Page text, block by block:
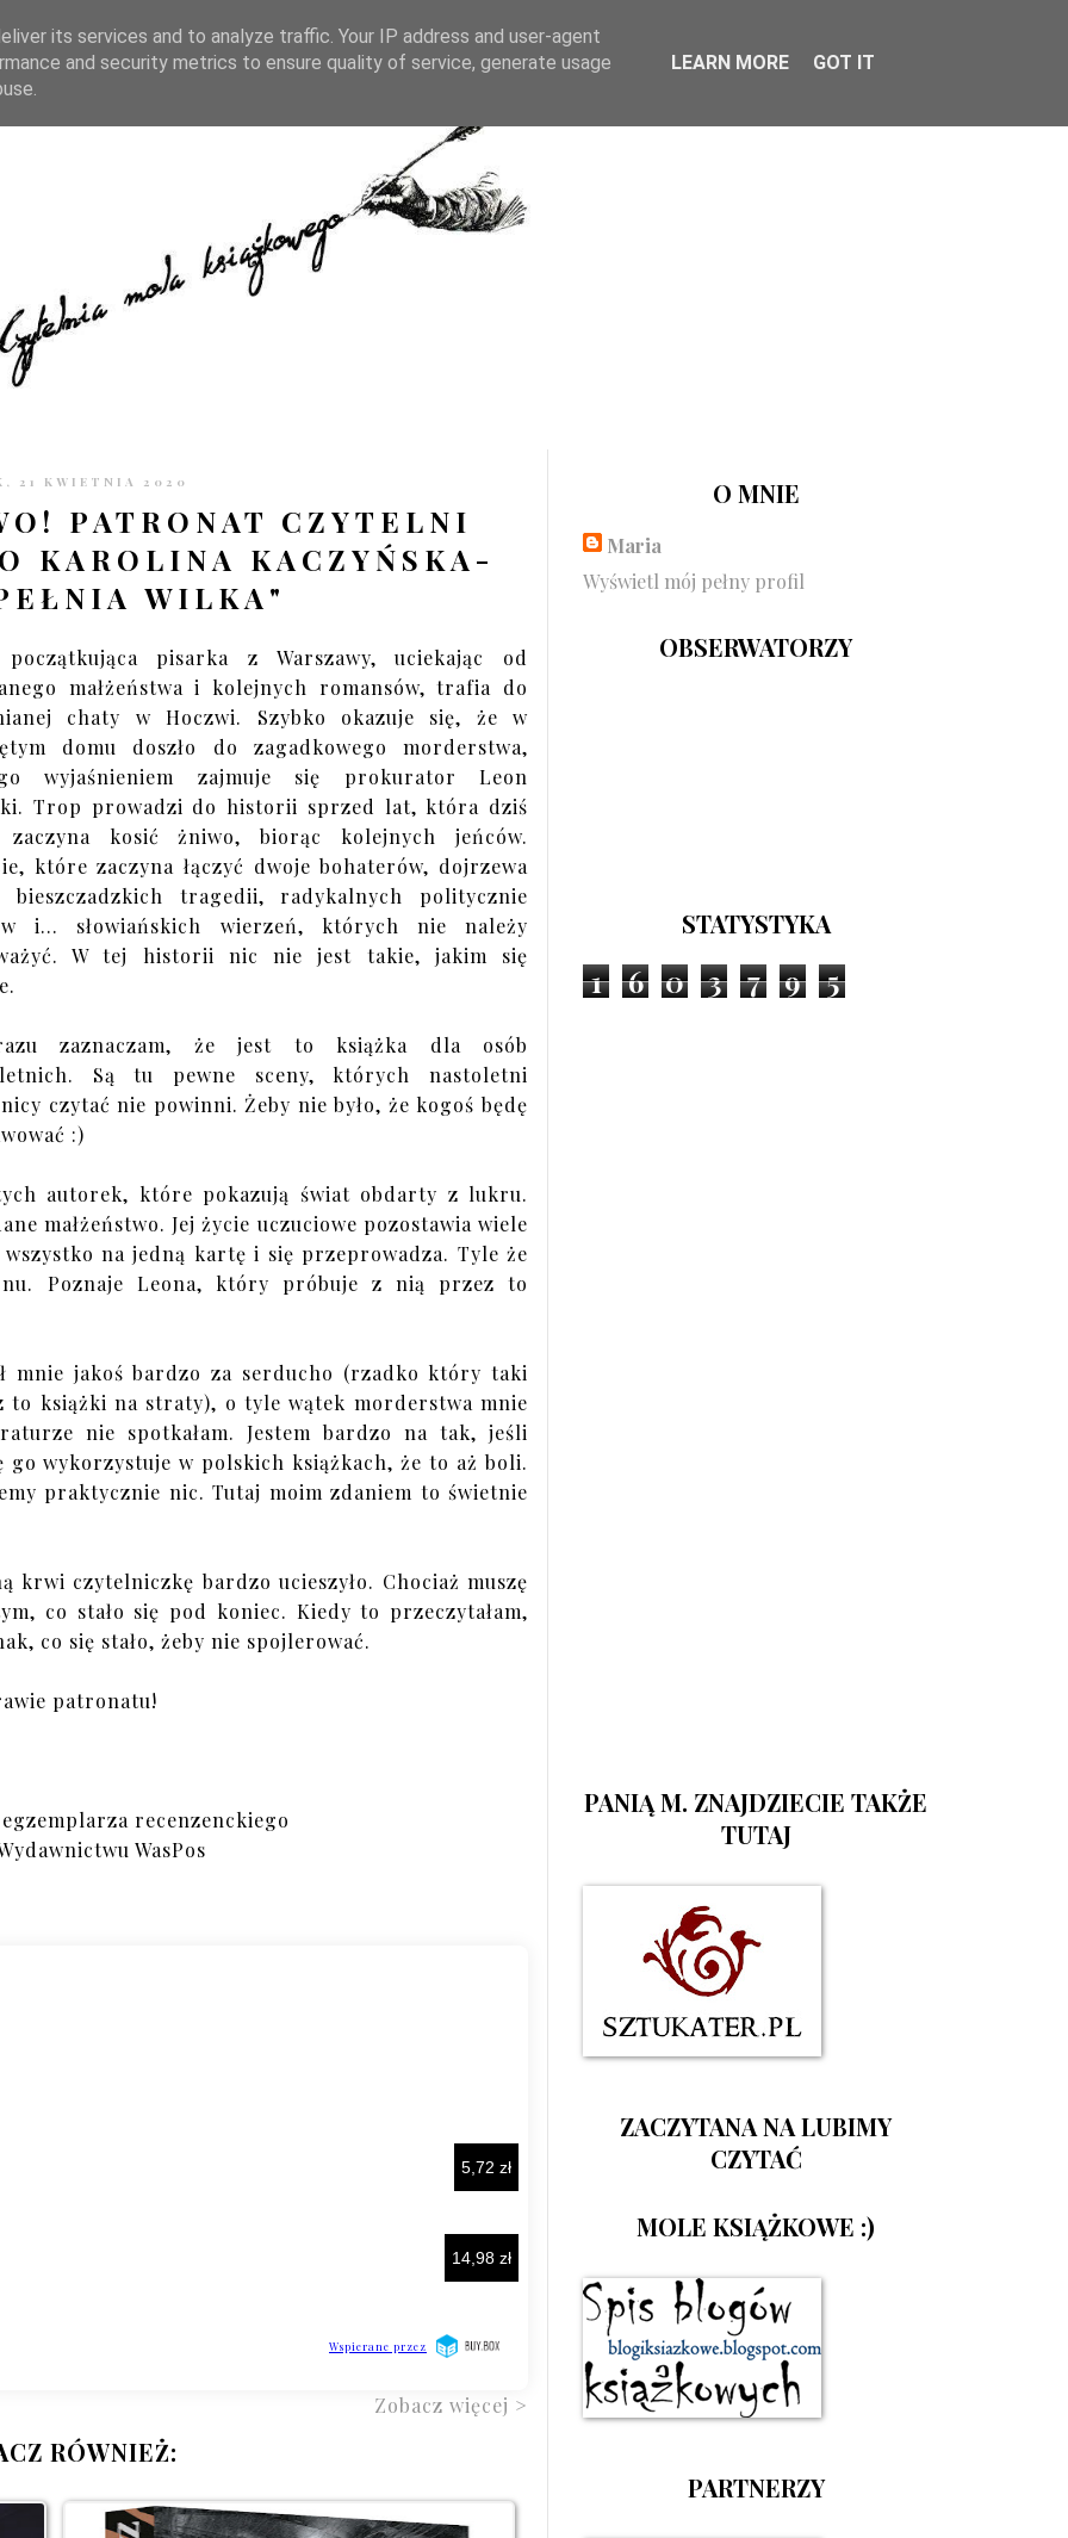
KONTAKT CZYTELNIA PO GODZINACH
21 KWIETNIA 2020
PATRONAT CZYTELNI
KAROLINA KACZYŃSKA-
WILKA"
początkująca pisarka z Warszawy, uciekając od
małżeństwa i kolejnych romansów, trafia do
chaty w Hoczwi. Szybko okazuje się, że w
domu doszło do zagadkowego morderstwa,
wyjaśnieniem zajmuje się prokurator Leon
Trop prowadzi do historii sprzed lat, która dziś
zaczyna kosić żniwo, biorąc kolejnych jeńców.
które zaczyna łączyć dwoje bohaterów, dojrzewa
tragedii, radykalnych politycznie
i... słowiańskich wierzeń, których nie należy
W tej historii nic nie jest takie, jakim się
zaznaczam, że jest to książka dla osób
Są tu pewne sceny, których nastoletni
czytać nie powinni. Żeby nie było, że kogoś będę
:)
autorek, które pokazują świat obdarty z lukru.
małżeństwo. Jej życie uczuciowe pozostawia wiele
na jedną kartę i się przeprowadza. Tyle że
Poznaje Leona, który próbuje z nią przez to
mnie jakoś bardzo za serducho (rzadko który taki
to książki na straty), o tyle wątek morderstwa mnie
nie spotkałam. Jestem bardzo na tak, jeśli
go wykorzystuje w polskich książkach, że to aż boli.
praktycznie nic. Tutaj moim zdaniem to świetnie
czytelniczkę bardzo ucieszyło. Chociaż muszę
co stało się pod koniec. Kiedy to przeczytałam,
co się stało, żeby nie spojlerować.
patronatu!
recenzenckiego
WasPos
Zobacz więcej >
RÓWNIEŻ:
O MNIE
Maria
Wyświetl mój pełny profil
OBSERWATORZY
STATYSTYKA
1 6 0 3 7 9 5
PANIĄ M. ZNAJDZIECIE TAKŻE
TUTAJ
ZACZYTANA NA LUBIMY
CZYTAĆ
MOLE KSIĄŻKOWE :)
PARTNERZY
its services and to analyze traffic. Your IP address and user-agent
and security metrics to ensure quality of service, generate usage
LEARN MORE GOT IT